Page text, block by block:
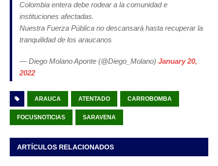
Colombia entera debe rodear a la comunidad e
instituciones afectadas.
Nuestra Fuerza Pública no descansará hasta recuperar la
tranquilidad de los araucanos
— Diego Molano Aponte (@Diego_Molano) January 20,
2022
ARAUCA ATENTADO CARROBOMBA
FOCUSNOTICIAS SARAVENA
ARTÍCULOS RELACIONADOS